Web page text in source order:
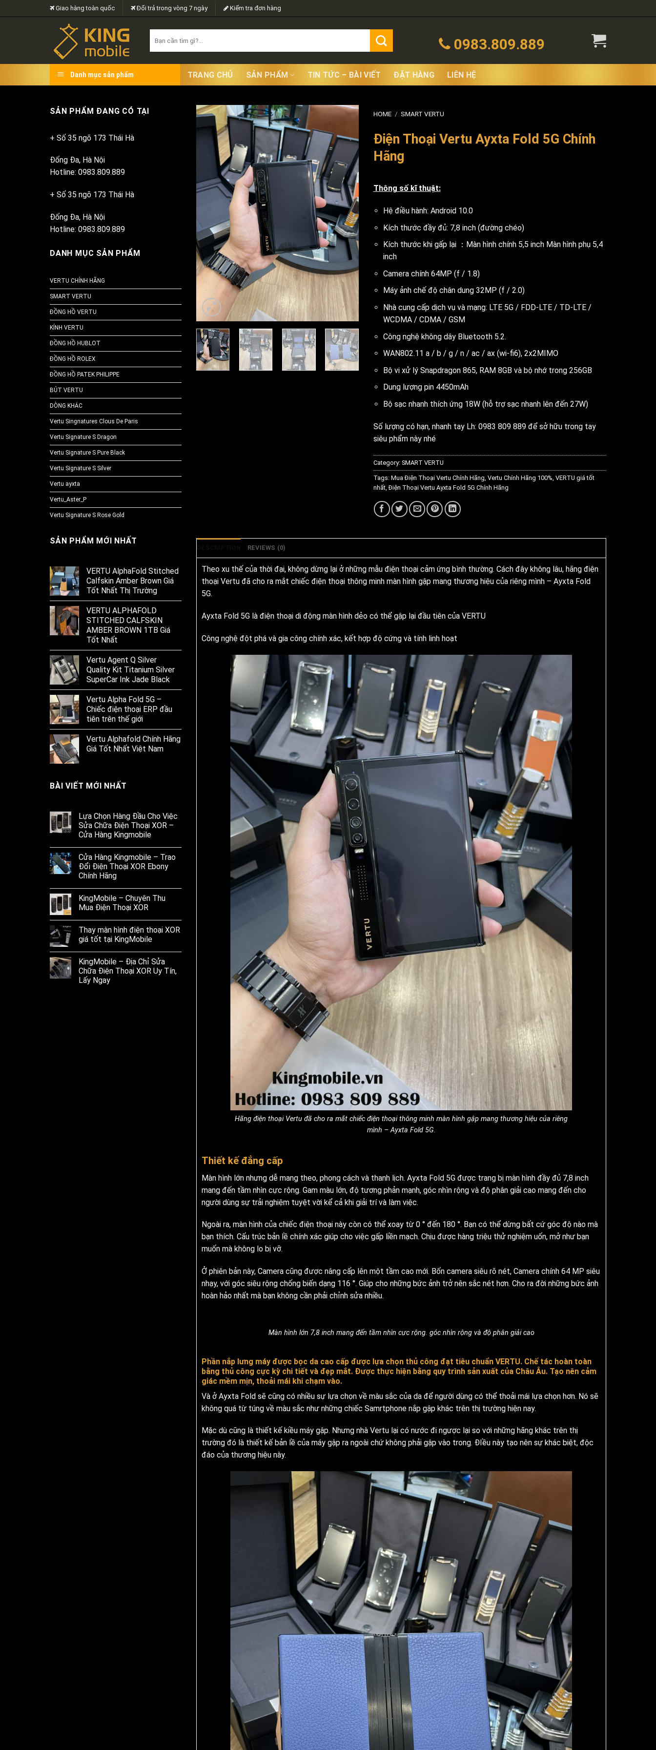
to
Giao hàng toàn quốc Đổi trả trong vòng 7 ngày Kiểm tra đơn hàng
for:
0983.809.889
Danh mục sản phẩm TRANG CHỦ SẢN PHẨM TIN TỨC – BÀI VIẾT ĐẶT HÀNG LIÊN HỆ
SẢN PHẨM ĐANG CÓ TẠI
+ Số 35 ngõ 173 Thái Hà
Đống Đa, Hà Nội
Hotline: 0983.809.889
+ Số 35 ngõ 173 Thái Hà
Đống Đa, Hà Nội
Hotline: 0983.809.889
DANH MỤC SẢN PHẨM
VERTU CHÍNH HÃNG
SMART VERTU
ĐỒNG HỒ VERTU
KÍNH VERTU
ĐỒNG HỒ HUBLOT
ĐỒNG HỒ ROLEX
ĐỒNG HỒ PATEK PHILIPPE
BÚT VERTU
DÒNG KHÁC
Vertu Singnatures Clous De Paris
Vertu Signature S Dragon
Vertu Signature S Pure Black
Vertu Signature S Silver
Vertu ayxta
Vertu_Aster_P
Vertu Signature S Rose Gold
SẢN PHẨM MỚI NHẤT
VERTU AlphaFold Stitched
Calfskin Amber Brown Giá
Tốt Nhất Thị Trường
VERTU ALPHAFOLD
STITCHED CALFSKIN
AMBER BROWN 1TB Giá
Tốt Nhất
Vertu Agent Q Silver
Quality Kit Titanium Silver
SuperCar Ink Jade Black
Vertu Alpha Fold 5G –
Chiếc điện thoại ERP đầu
tiên trên thế giới
Vertu Alphafold Chính Hãng
Giá Tốt Nhất Việt Nam
BÀI VIẾT MỚI NHẤT
Lựa Chọn Hàng Đầu Cho Việc
Sửa Chữa Điện Thoại XOR –
Cửa Hàng Kingmobile
Cửa Hàng Kingmobile – Trao
Đổi Điện Thoại XOR Ebony
Chính Hãng
KingMobile – Chuyên Thu
Mua Điện Thoại XOR
Thay màn hình điện thoại XOR
giá tốt tại KingMobile
KingMobile – Địa Chỉ Sửa
Chữa Điện Thoại XOR Uy Tín,
Lấy Ngay
HOME / SMART VERTU
Điện Thoại Vertu Ayxta Fold 5G Chính
Hãng
Thông số kĩ thuật:
Hệ điều hành:Android 10.0
Kích thước đầy đủ: 7,8 inch (đường chéo)
Kích thước khi gấp lại ：Màn hình chính 5,5 inch Màn hình phụ 5,4
inch
Camera chính 64MP (f / 1.8)
Máy ảnh chế độ chân dung 32MP (f / 2.0)
Nhà cung cấp dịch vụ và mạng: LTE 5G / FDD-LTE / TD-LTE /
WCDMA / CDMA / GSM
Công nghệ không dây Bluetooth 5.2.
WAN802.11 a / b / g / n / ac / ax (wi-fi6), 2x2MIMO
Bộ vi xử lý Snapdragon 865, RAM 8GB và bộ nhớ trong 256GB
Dung lượng pin 4450mAh
Bộ sạc nhanh thích ứng 18W(hỗ trợ sạc nhanh lên đến 27W)
Số lượng có hạn, nhanh tay Lh: 0983 809 889 để sở hữu trong tay
siêu phẩm này nhé
Category: SMART VERTU
Tags: Mua Điện Thoại Vertu Chính Hãng Vertu Chính Hãng 100% VERTU giá tốt
nhất,Điện Thoại Vertu Ayxta Fold 5G Chính Hãng
REVIEWS (0)
Theo xu thế của thời đại, không dừng lại ở những mẫu điện thoại cảm ứng bình thường. Cách đây không lâu, hãng điện
thoại Vertu đã cho ra mắt chiếc điện thoại thông minh màn hình gập mang thương hiệu của riêng mình – Ayxta Fold
5G.
Ayxta Fold 5G là điện thoại di động màn hình dẻo có thể gập lại đầu tiên của VERTU
Công nghệ đột phá và gia công chính xác, kết hợp độ cứng và tính linh hoạt
Hãng điện thoại Vertu đã cho ra mắt chiếc điện thoại thông minh màn hình gập mang thương hiệu của riêng
mình – Ayxta Fold 5G.
Thiết kế đẳng cấp
Màn hình lớn nhưng dễ mang theo, phong cách và thanh lịch. Ayxta Fold 5G được trang bị màn hình đầy đủ 7,8 inch
mang đến tầm nhìn cực rộng. Gam màu lớn, độ tương phản mạnh, góc nhìn rộng và độ phân giải cao mang đến cho
người dùng sự trải nghiệm tuyệt vời kể cả khi giải trí và làm việc.
Ngoài ra, màn hình của chiếc điện thoại này còn có thể xoay từ 0 ° đến 180 °. Bạn có thể dừng bất cứ góc độ nào mà
bạn thích. Cấu trúc bản lề chính xác giúp cho việc gấp liền mạch. Chịu được hàng triệu thử nghiệm uốn, mở như bạn
muốn mà không lo bị vỡ.
Ở phiên bản này, Camera cũng được nâng cấp lên một tầm cao mới. Bốn camera siêu rõ nét, Camera chính 64 MP siêu
nhạy, với góc siêu rộng chống biến dạng 116 °. Giúp cho những bức ảnh trở nên sắc nét hơn. Cho ra đời những bức ảnh
hoàn hảo nhất mà bạn không cần phải chỉnh sửa nhiều.
Màn hình lớn 7,8 inch mang đến tầm nhìn cực rộng. góc nhìn rộng và độ phân giải cao
Phần nắp lưng máy được bọc da cao cấp được lựa chọn thủ công đạt tiêu chuẩn VERTU. Chế tác hoàn toàn
bằng thủ công cực kỳ chi tiết và đẹp mắt. Được thực hiện bằng quy trình sản xuất của Châu Âu. Tạo nên cảm
giác mềm mịn, thoải mái khi chạm vào.
Và ở Ayxta Fold sẽ cũng có nhiều sự lựa chọn về màu sắc của da để người dùng có thể thoải mái lựa chọn hơn. Nó sẽ
không quá từ túng về màu sắc như những chiếc Samrtphone nắp gập khác trên thị trường hiện nay.
Mặc dù cũng là thiết kế kiều máy gập. Nhưng nhà Vertu lại có nước đi ngược lại so với những hãng khác trên thị
trường đó là thiết kế bản lề của máy gập ra ngoài chứ không phải gập vào trong. ĐIều này tạo nên sự khác biệt, độc
đáo của thương hiệu này.